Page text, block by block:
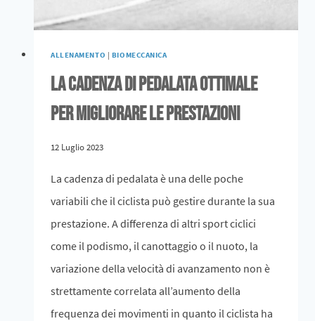
ALLENAMENTO | BIOMECCANICA
La cadenza di pedalata ottimale
per migliorare le prestazioni
12 Luglio 2023
La cadenza di pedalata è una delle poche
variabili che il ciclista può gestire durante la sua
prestazione. A differenza di altri sport ciclici
come il podismo, il canottaggio o il nuoto, la
variazione della velocità di avanzamento non è
strettamente correlata all’aumento della
frequenza dei movimenti in quanto il ciclista ha